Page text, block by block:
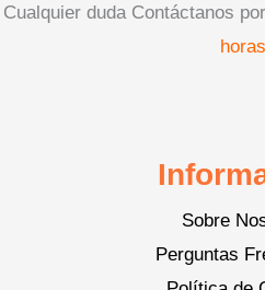
Cualquier duda Contáctanos
Sobre
Perguntas